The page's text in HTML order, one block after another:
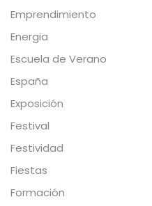
Emprendimiento
Energia
Escuela de Verano
España
Exposición
Festival
Festividad
Fiestas
Formación